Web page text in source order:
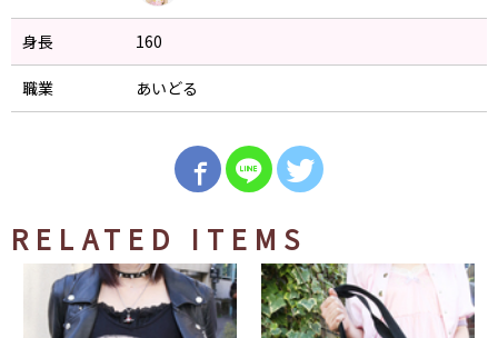
身長 160
職業 あいどる
RELATED ITEMS